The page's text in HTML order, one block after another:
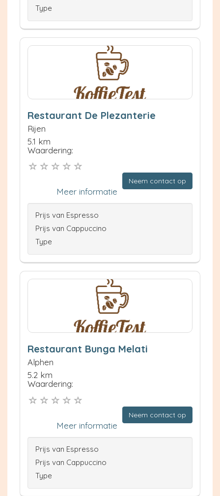
Type
Restaurant De Plezanterie
Rijen
5.1 km
Waardering:
Neem contact op
Meer informatie
Prijs van Espresso
Prijs van Cappuccino
Type
Restaurant Bunga Melati
Alphen
5.2 km
Waardering:
Neem contact op
Meer informatie
Prijs van Espresso
Prijs van Cappuccino
Type